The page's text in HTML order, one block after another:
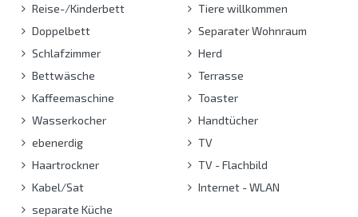
Reise-/Kinderbett
Doppelbett
Schlafzimmer
Bettwäsche
Kaffeemaschine
Wasserkocher
ebenerdig
Haartrockner
Kabel/Sat
separate Küche
Tiere willkommen
Separater Wohnraum
Herd
Terrasse
Toaster
Handtücher
TV
TV - Flachbild
Internet - WLAN